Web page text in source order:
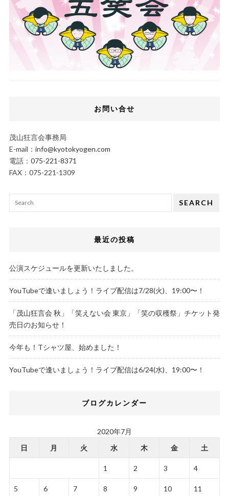
お問い合せ
茂山狂言会事務局
E-mail： info@kyotokyogen.com
電話： 075-221-8371
FAX：075-221-1309
SEARCH
最近の投稿
公演スケジュールを更新いたしました。
YouTubeで逢いましょう！ライブ配信は7/28(火)、19:00〜！
「茂山狂言会 秋」「笑えない会 東京」「笑の収穫祭」チケット発
売日のお知らせ！
今年も！Tシャツ屋、始めました！
YouTubeで逢いましょう！ライブ配信は6/24(水)、19:00〜！
ブログカレンダー
2020年7月
日
月 火 水 木 金 土
1 2 3 4
5 6 7 8 9 10 11